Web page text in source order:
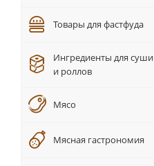
Товары для фастфуда
Ингредиенты для суши
и роллов
Мясо
Мясная гастрономия